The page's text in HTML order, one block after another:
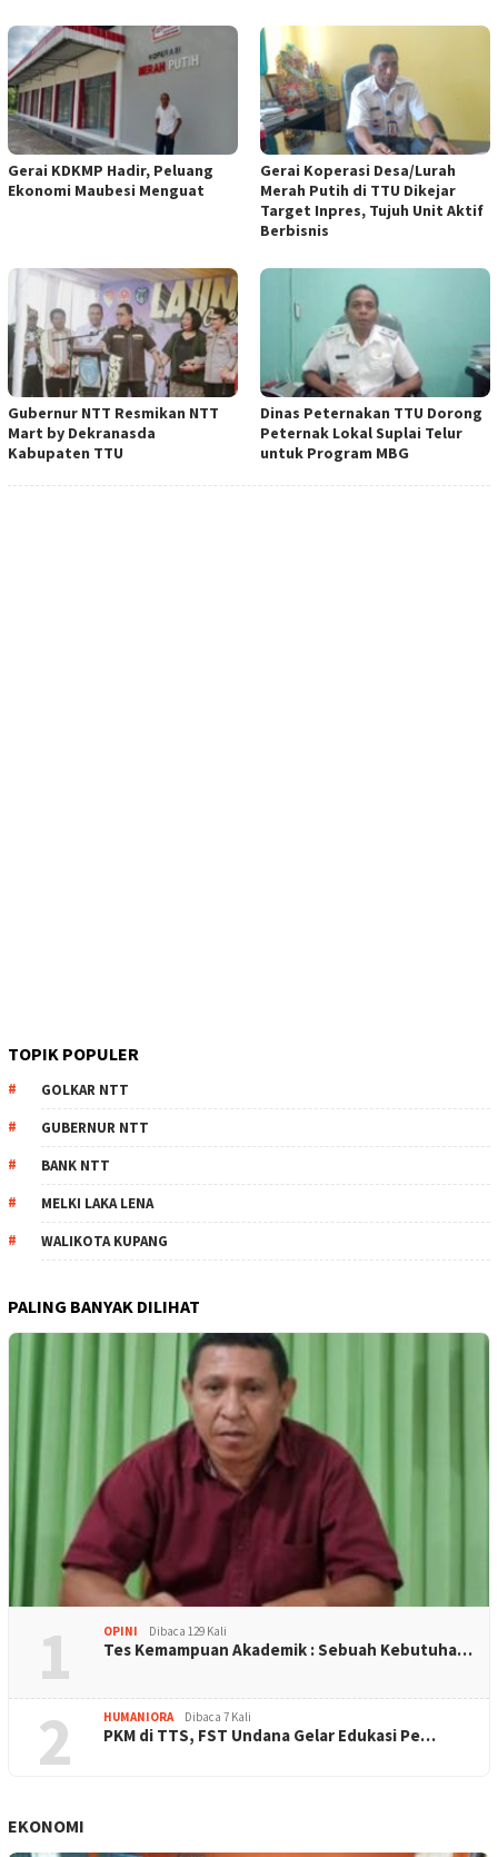
Gerai KDKMP Hadir, Peluang
Ekonomi Maubesi Menguat
Gerai Koperasi Desa/Lurah
Merah Putih di TTU Dikejar
Target Inpres, Tujuh Unit Aktif
Berbisnis
Gubernur NTT Resmikan NTT
Mart by Dekranasda
Kabupaten TTU
Dinas Peternakan TTU Dorong
Peternak Lokal Suplai Telur
untuk Program MBG
TOPIK POPULER
GOLKAR NTT
GUBERNUR NTT
BANK NTT
MELKI LAKA LENA
WALIKOTA KUPANG
PALING BANYAK DILIHAT
1 OPINI Dibaca 129 Kali
Tes Kemampuan Akademik : Sebuah Kebutuha…
2 HUMANIORA Dibaca 7 Kali
PKM di TTS, FST Undana Gelar Edukasi Pe…
EKONOMI